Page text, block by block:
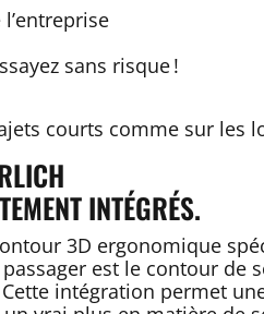
sans risque !
courts comme sur les
INTÉGRÉS.
3D ergonomique
est le contour de
intégration permet